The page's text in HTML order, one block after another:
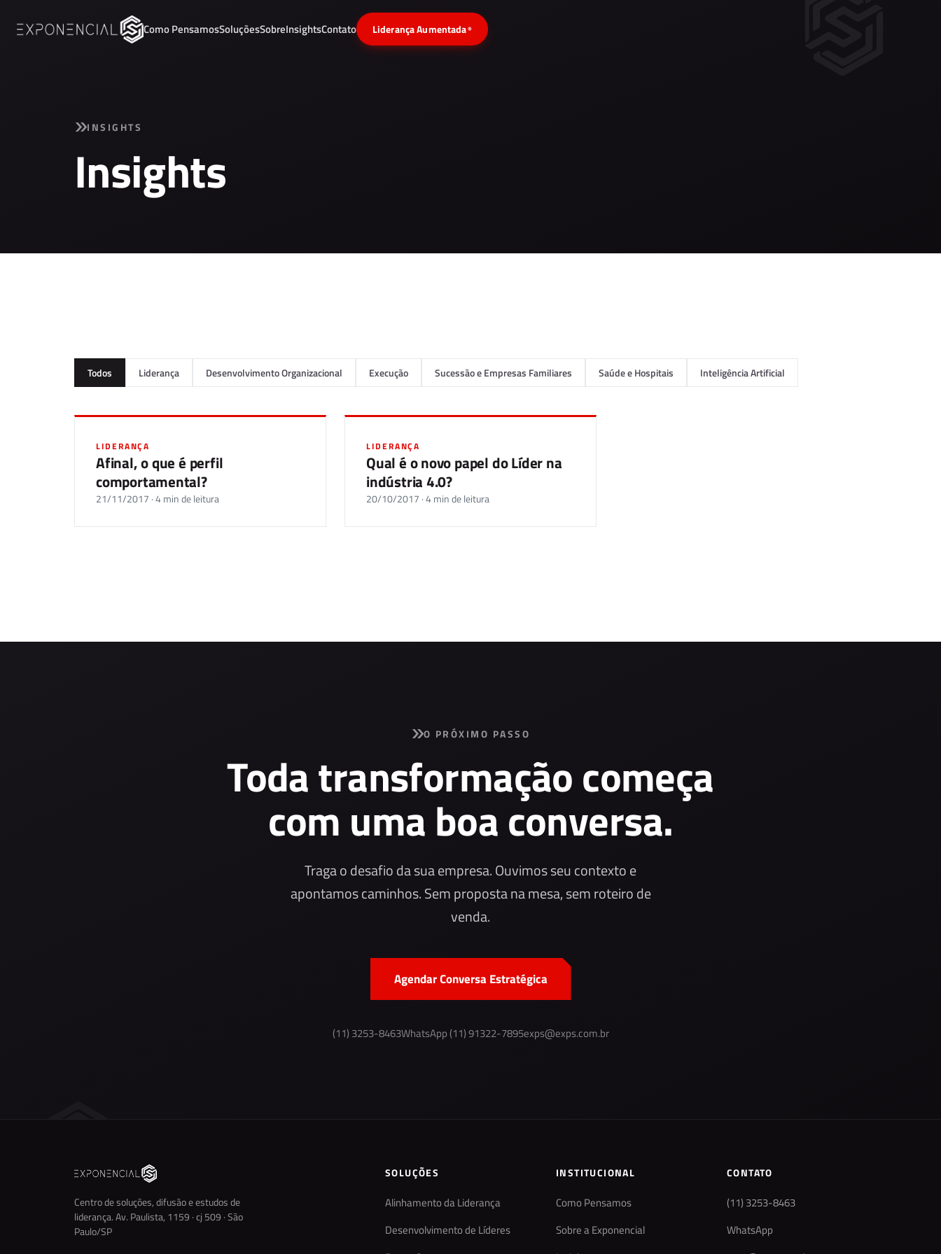
Como PensamosSoluçõesSobreInsightsContato Liderança Aumentada®
INSIGHTS
Insights
Todos Liderança Desenvolvimento Organizacional Execução Sucessão e Empresas Familiares Saúde e Hospitais Inteligência Artificial
LIDERANÇA
Afinal, o que é perfil
comportamental?
21/11/2017 · 4 min de leitura
LIDERANÇA
Qual é o novo papel do Líder na
indústria 4.0?
20/10/2017 · 4 min de leitura
O PRÓXIMO PASSO
Toda transformação começa
com uma boa conversa.
Traga o desafio da sua empresa. Ouvimos seu contexto e
apontamos caminhos. Sem proposta na mesa, sem roteiro de
venda.
Agendar Conversa Estratégica
(11) 3253-8463WhatsApp (11) 91322-7895exps@exps.com.br
Centro de soluções, difusão e estudos de
liderança. Av. Paulista, 1159 · cj 509 · São
Paulo/SP
SOLUÇÕES
Alinhamento da Liderança
Desenvolvimento de Líderes
INSTITUCIONAL
Como Pensamos
Sobre a Exponencial
CONTATO
(11) 3253-8463
WhatsApp